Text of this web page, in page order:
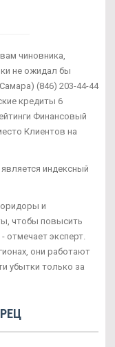
чиновника,
не ожидал бы
(846) 203-44-44
кредиты 6
Финансовый
Клиентов на
индексный
и
чтобы повысить
отмечает эксперт.
они работают
убытки только за